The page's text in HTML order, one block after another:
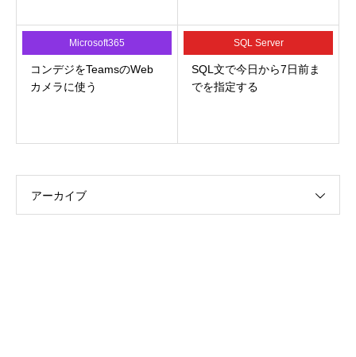
Microsoft365
コンデジをTeamsのWeb
カメラに使う
SQL Server
SQL文で今日から7日前ま
でを指定する
アーカイブ